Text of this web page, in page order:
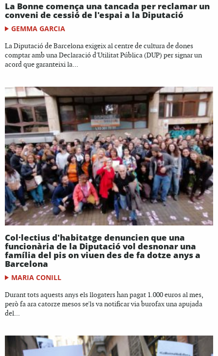
La Bonne comença una tancada per reclamar un
conveni de cessió de l'espai a la Diputació
GEMMA GARCIA
La Diputació de Barcelona exigeix al centre de cultura de dones
comptar amb una Declaració d'Utilitat Pública (DUP) per signar un
acord que garanteixi la...
Col·lectius d'habitatge denuncien que una
funcionària de la Diputació vol desnonar una
família del pis on viuen des de fa dotze anys a
Barcelona
MARIA CONILL
Durant tots aquests anys els llogaters han pagat 1.000 euros al mes,
però fa ara catorze mesos se'ls va notificar via burofax una apujada
del...